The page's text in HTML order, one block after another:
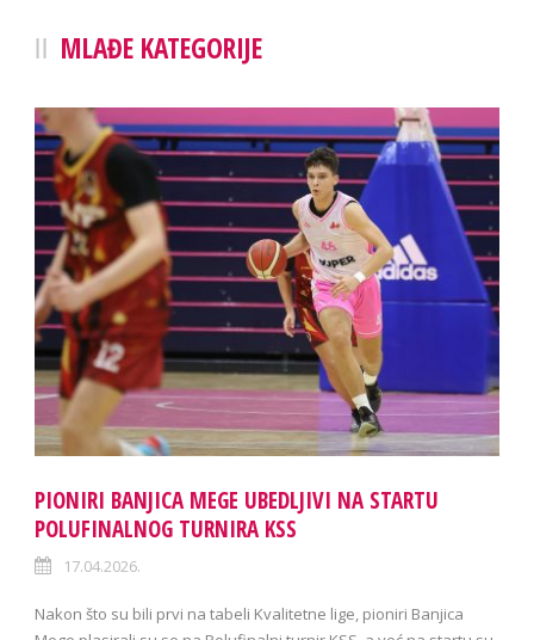
MLAĐE KATEGORIJE
PIONIRI BANJICA MEGE UBEDLJIVI NA STARTU
POLUFINALNOG TURNIRA KSS
17.04.2026.
Nakon što su bili prvi na tabeli Kvalitetne lige, pioniri Banjica